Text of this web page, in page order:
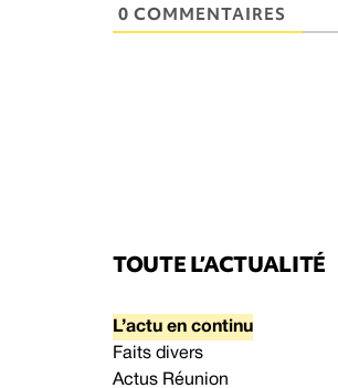
0 COMMENTAIRES
TOUTE L’ACTUALITÉ
L’actu en continu
Faits divers
Actus Réunion